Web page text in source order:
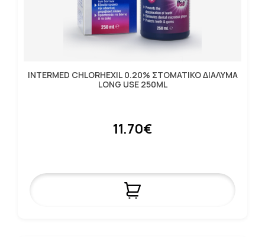
INTERMED CHLORHEXIL 0.20% ΣΤΟΜΑΤΙΚΟ ΔΙΑΛΥΜΑ
LONG USE 250ML
11.70€